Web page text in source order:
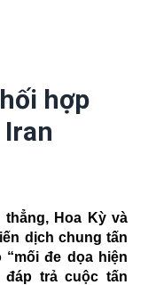
hợp
thẳng, Hoa Kỳ và
dịch chung tấn
đe dọa hiện
đáp trả cuộc tấn